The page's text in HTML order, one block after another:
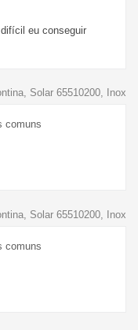
eu conseguir
Solar 65510200, Inox
comuns
Solar 65510200, Inox
comuns